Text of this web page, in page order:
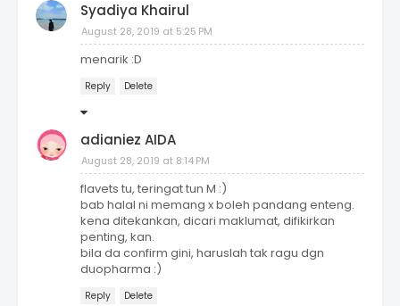
Syadiya Khairul
August 28, 2019 at 5:25 PM
menarik :D
Reply Delete
adianiez AIDA
August 28, 2019 at 8:14 PM
flavets tu, teringat tun M :)
bab halal ni memang x boleh pandang enteng.
kena ditekankan, dicari maklumat, difikirkan
penting, kan.
bila da confirm gini, haruslah tak ragu dgn
duopharma :)
Reply Delete